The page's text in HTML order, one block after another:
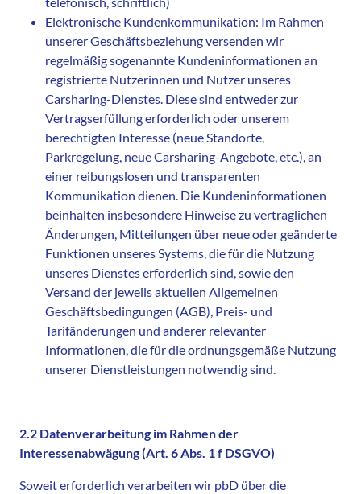
Elektronische Kundenkommunikation: Im Rahmen
unserer Geschäftsbeziehung versenden wir
regelmäßig sogenannte Kundeninformationen an
registrierte Nutzerinnen und Nutzer unseres
Carsharing-Dienstes. Diese sind entweder zur
Vertragserfüllung erforderlich oder unserem
berechtigten Interesse (neue Standorte,
Parkregelung, neue Carsharing-Angebote, etc.), an
einer reibungslosen und transparenten
Kommunikation dienen. Die Kundeninformationen
beinhalten insbesondere Hinweise zu vertraglichen
Änderungen, Mitteilungen über neue oder geänderte
Funktionen unseres Systems, die für die Nutzung
unseres Dienstes erforderlich sind, sowie den
Versand der jeweils aktuellen Allgemeinen
Geschäftsbedingungen (AGB), Preis- und
Tarifänderungen und anderer relevanter
Informationen, die für die ordnungsgemäße Nutzung
unserer Dienstleistungen notwendig sind.
2.2 Datenverarbeitung im Rahmen der
Interessenabwägung (Art. 6 Abs. 1 f DSGVO)
Soweit erforderlich verarbeiten wir pbD über die